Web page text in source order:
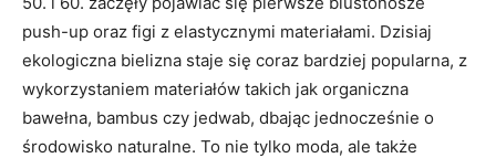
push-up​ oraz figi ‌z elastycznymi materiałami. Dzisiaj
ekologiczna bielizna staje się coraz bardziej ​popularna, z
wykorzystaniem ​materiałów‍ takich jak organiczna
bawełna, bambus czy jedwab, dbając jednocześnie o ​
środowisko‌ naturalne. ‍To nie tylko moda, ale także